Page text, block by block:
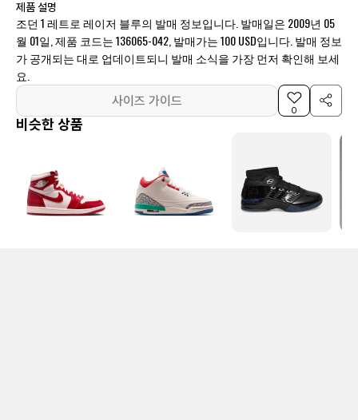
제품 설명
조던 1 레트로 레이저 블루의 발매 정보입니다. 발매일은 2009년 05
월 01일, 제품 코드는 136065-042, 발매가는 100 USD입니다. 발매 정보
가 공개되는 대로 업데이트되니 발매 소식을 가장 먼저 확인해 보세
요.
사이즈 가이드
0
비슷한 상품